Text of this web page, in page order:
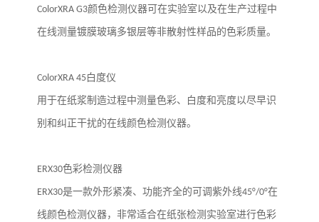
ColorXRA G3颜色检测仪器可在实验室以及在生产过程中
在线测量镀膜玻璃多银层等非散射性样品的色彩质量。
ColorXRA 45 白度仪
用于在纸浆制造过程中测量色彩、白度和亮度以尽早识
别和纠正干扰的在线颜色检测仪器。
ERX30色彩检测仪器
ERX30是一款外形紧凑、功能齐全的可调紫外线45°/0°在
线颜色检测仪器，非常适合在纸张检测实验室进行色彩